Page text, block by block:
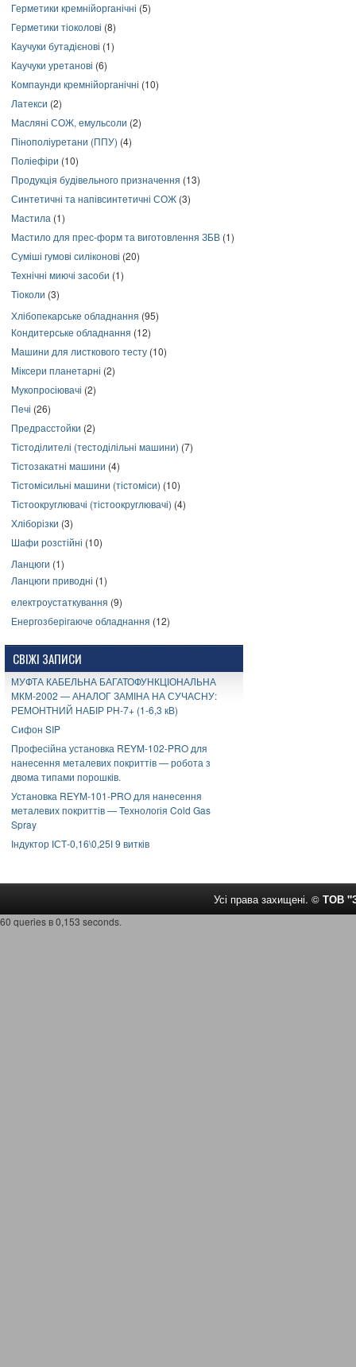
Герметики кремнійорганічні (5)
Герметики тіоколові (8)
Каучуки бутадієнові (1)
Каучуки уретанові (6)
Компаунди кремнійорганічні (10)
Латекси (2)
Масляні СОЖ, емульсоли (2)
Пінополіуретани (ППУ) (4)
Поліефіри (10)
Продукція будівельного призначення (13)
Синтетичні та напівсинтетичні СОЖ (3)
Мастила (1)
Мастило для прес-форм та виготовлення ЗБВ (1)
Суміші гумові силіконові (20)
Технічні миючі засоби (1)
Тіоколи (3)
Хлібопекарське обладнання (95)
Кондитерське обладнання (12)
Машини для листкового тесту (10)
Міксери планетарні (2)
Мукопросіювачі (2)
Печі (26)
Предрасстойки (2)
Тістоділителі (тестоділільні машини) (7)
Тістозакатні машини (4)
Тістомісильні машини (тістоміси) (10)
Тістоокруглювачі (тістоокруглювачі) (4)
Хліборізки (3)
Шафи розстійні (10)
Ланцюги (1)
Ланцюги приводні (1)
електроустаткування (9)
Енергозберігаюче обладнання (12)
СВІЖІ ЗАПИСИ
МУФТА КАБЕЛЬНА БАГАТОФУНКЦІОНАЛЬНА
МКМ-2002 — АНАЛОГ ЗАМІНА НА СУЧАСНУ:
РЕМОНТНИЙ НАБІР РН-7+ (1-6,3 кВ)
Сифон SIP
Професійна установка REYM-102-PRO для
нанесення металевих покриттів — робота з
двома типами порошків.
Установка REYM-101-PRO для нанесення
металевих покриттів — Технологія Cold Gas
Spray
Індуктор ІСТ-0,16\0,25І 9 витків
Усі права захищені. © ТОВ
60 queries в 0,153 seconds.